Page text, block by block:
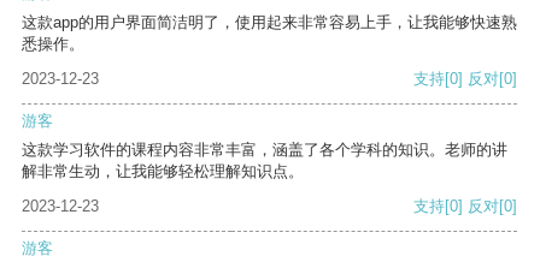
这款app的用户界面简洁明了，使用起来非常容易上手，让我能够快速熟
悉操作。
2023-12-23
支持[0] 反对[0]
游客
这款学习软件的课程内容非常丰富，涵盖了各个学科的知识。老师的讲
解非常生动，让我能够轻松理解知识点。
2023-12-23
支持[0] 反对[0]
游客